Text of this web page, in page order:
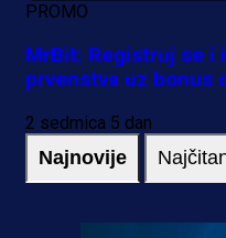
PROMO
MrBit: Registruj se i
prvenstva uz bonus
2 sedmica 5 dan
Najnovije